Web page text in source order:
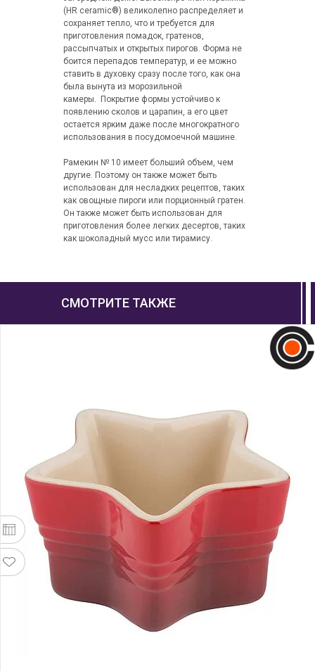
(HR ceramic®) великолепно распределяет и
сохраняет тепло, что и требуется для
приготовления помадок, гратенов,
рассыпчатых и открытых пирогов. Форма не
боится перепадов температур, и ее можно
ставить в духовку сразу после того, как она
была вынута из морозильной
камеры. Покрытие формы устойчиво к
появлению сколов и царапин, а его цвет
остается ярким даже после многократного
использования в посудомоечной машине.
Рамекин № 10 имеет больший объем, чем
другие. Поэтому он также может быть
использован для несладких рецептов, таких
как овощные пироги или порционный гратен.
Он также может быть использован для
приготовления более легких десертов, таких
как шоколадный мусс или тирамису.
СМОТРИТЕ ТАКЖЕ